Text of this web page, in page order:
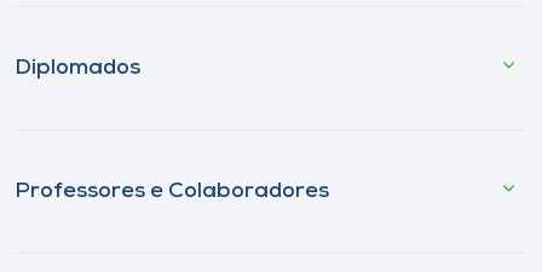
Diplomados
Professores e Colaboradores